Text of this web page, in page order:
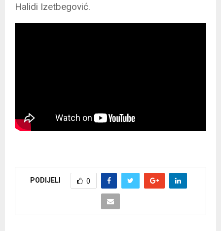
Halidi Izetbegović.
PODIJELI 0